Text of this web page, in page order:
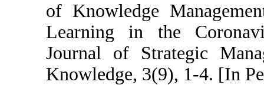
of Knowledge
Learning in
Journal of
Knowledge,